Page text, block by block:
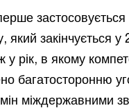
який закінчується у
у рік, в якому
багатосторонню
міждержавними